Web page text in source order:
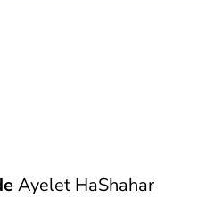
Ayelet HaShahar